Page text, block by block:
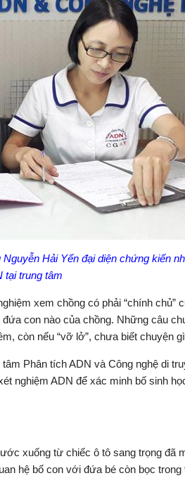
Hải Yến đại diện chứng kiến
tại trung tâm
xem chồng có phải “chính chủ”
con nào của chồng. Những câu
còn nếu “vỡ lở”, chưa biết chuyện
Phân tích ADN và Công nghệ di
nghiệm ADN để xác minh bố sinh
xuống từ chiếc ô tô sang trọng đã
hệ bố con với đứa bé còn bọc trong